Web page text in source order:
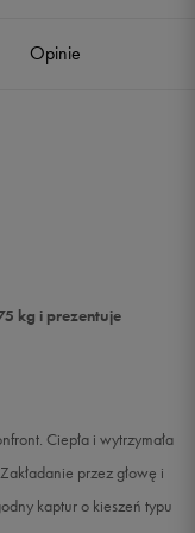
Opinie
kg i prezentuje
Ciepła i wytrzymała
przez głowę i
kaptur o kieszeń typu